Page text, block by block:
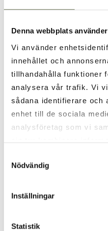
Denna webbplats
Vi använder
innehållet och
tillhandahålla funktioner
analysera vår trafik. Vi
sådana identifierare och
enhet till de sociala
analysföretag som vi
har samlat in när du har
Nödvändig
Inställningar
Statistik
Ja, jag vill